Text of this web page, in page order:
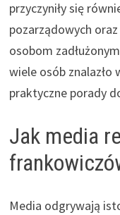
przyczyniły się
pozarządowych
osobom
wiele osób znalazło
praktyczne porady
Jak media
Media odgrywają